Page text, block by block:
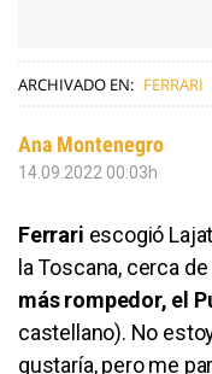
ARCHIVADO EN: FERRARI
Ana Montenegro
14.09.2022 00:03h
Ferrari escogió
la Toscana, cerca de
más rompedor, el
castellano). No
gustaría, pero me